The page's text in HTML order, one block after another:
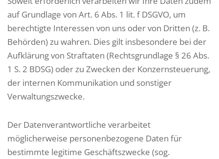
auf Grundlage von Art. 6 Abs. 1 lit. f DSGVO, um
berechtigte Interessen von uns oder von Dritten (z. B.
Behörden) zu wahren. Dies gilt insbesondere bei der
Aufklärung von Straftaten (Rechtsgrundlage § 26 Abs.
1 S. 2 BDSG) oder zu Zwecken der Konzernsteuerung,
der internen Kommunikation und sonstiger
Verwaltungszwecke.
Der Datenverantwortliche verarbeitet
möglicherweise personenbezogene Daten für
bestimmte legitime Geschäftszwecke (sog.